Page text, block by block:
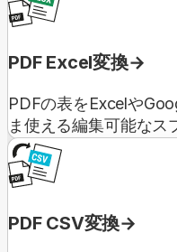
PDF Excel変換
PDFの表をExcelや
ま使える編集可能なス
PDF CSV変換